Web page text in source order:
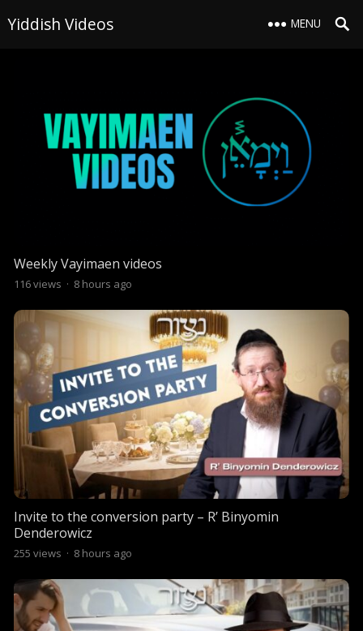
Yiddish Videos MENU
Weekly Vayimaen videos
116views · 8 hours ago
Invite to the conversion party – R’ Binyomin
Denderowicz
255 views · 8 hours ago